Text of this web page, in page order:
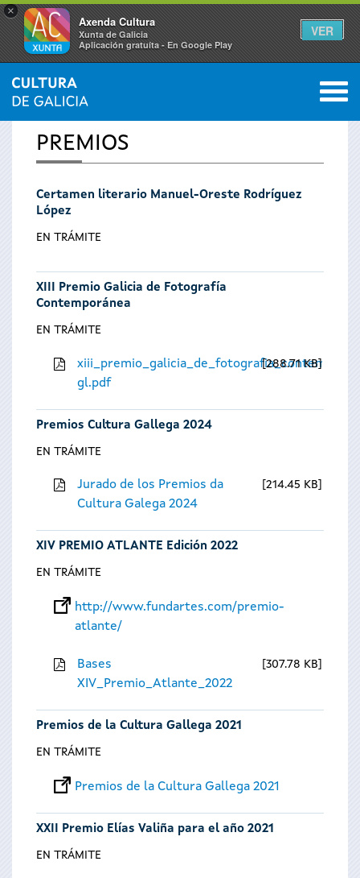
×
Axenda Cultura
Xunta de Galicia
Aplicación gratuíta - En Google Play
VER
Se
encuentra
usted
aquí
INICIO 0
PREMIOS
Certamen literario Manuel-Oreste Rodríguez
López
EN TRÁMITE
XIII Premio Galicia de Fotografía
Contemporánea
EN TRÁMITE
gl.pdf
288.71 KB
Premios Cultura Gallega 2024
EN TRÁMITE
Jurado de los Premios da
Cultura Galega 2024
214.45 KB
XIV PREMIO ATLANTE Edición 2022
EN TRÁMITE
http://www.fundartes.com/premio-
atlante/
Bases
XIV_Premio_Atlante_2022
307.78 KB
Premios de la Cultura Gallega 2021
EN TRÁMITE
Premios de la Cultura Gallega 2021
XXII Premio Elías Valiña para el año 2021
EN TRÁMITE